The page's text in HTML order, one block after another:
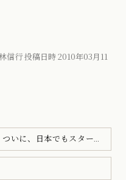
投稿日時 2010年03月11
ついに、日本でもスタート...